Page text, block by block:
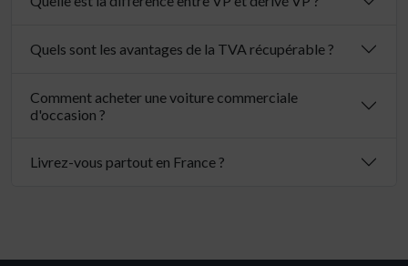
Quels sont les avantages de la TVA récupérable ?
Comment acheter une voiture commerciale
d'occasion ?
Livrez-vous partout en France ?